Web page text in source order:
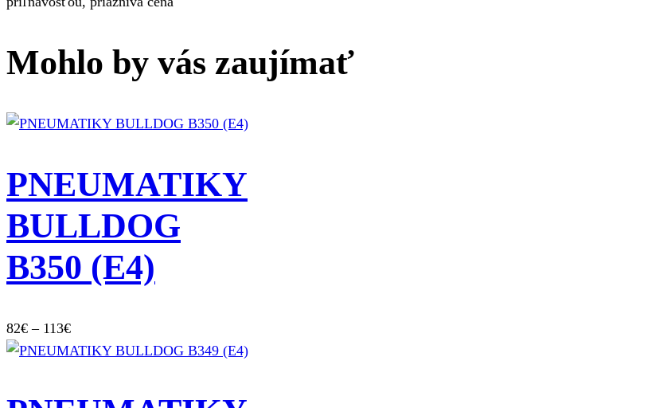
Mohlo by vás zaujímať
PNEUMATIKY
BULLDOG
B350 (E4)
82€ – 113€Price
range: